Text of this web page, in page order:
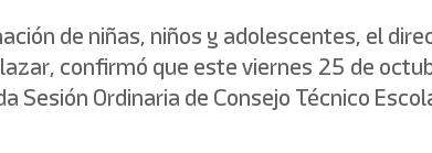
de niñas, niños y adolescentes, el
confirmó que este viernes 25 de
Ordinaria de Consejo Técnico